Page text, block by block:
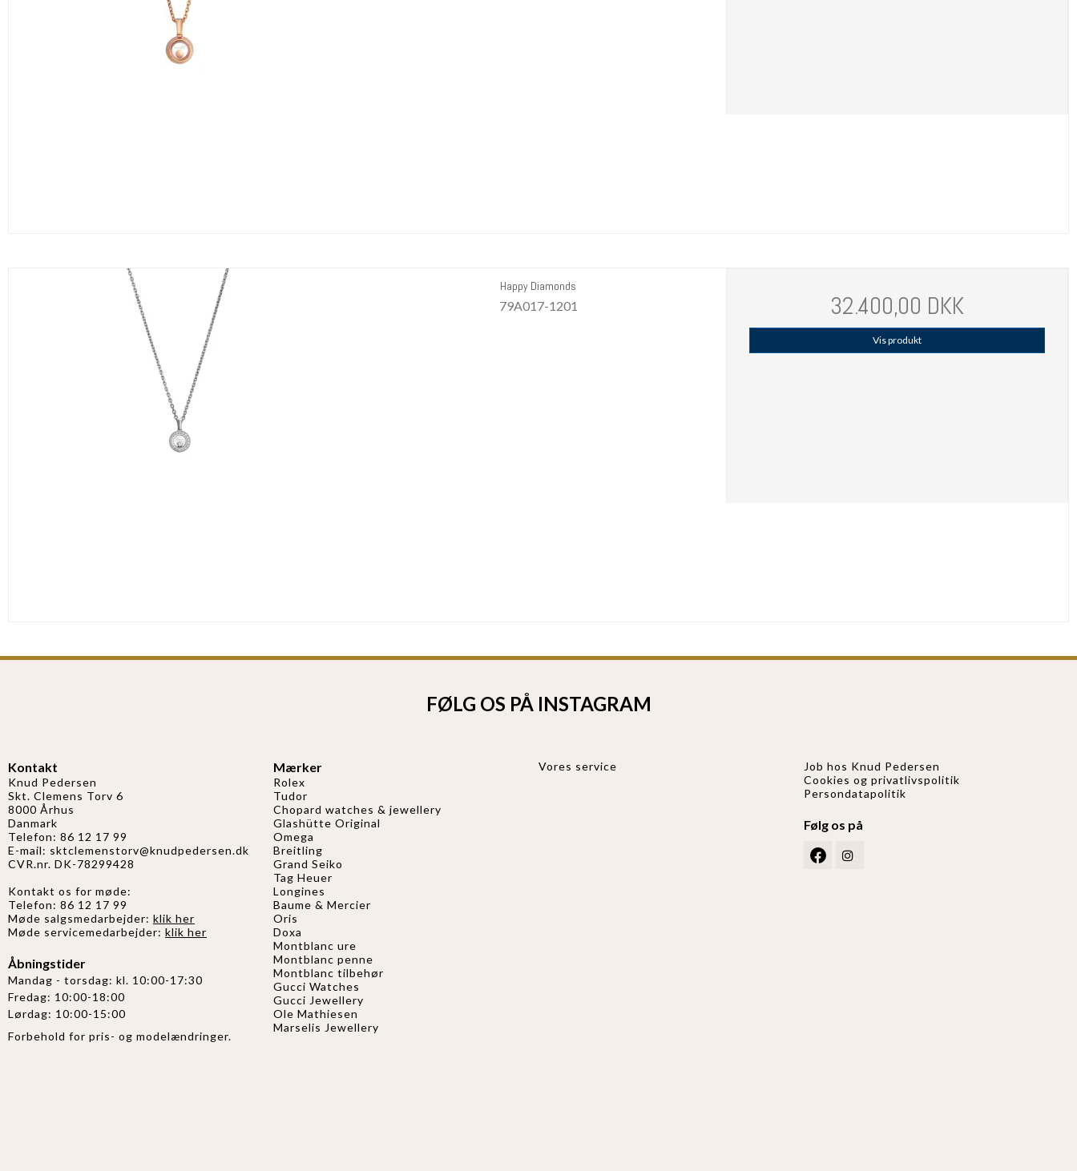
Happy Diamonds
79A017-1201 32.400,00 DKK
Vis produkt
FØLG OS PÅ INSTAGRAM
Kontakt
Knud Pedersen
Skt. Clemens Torv 6
8000 Århus
Danmark
Telefon: 86 12 17 99
E-mail: sktclemenstorv@knudpedersen.dk
CVR.nr. DK-78299428
Kontakt os for møde:
Telefon: 86 12 17 99
Møde salgsmedarbejder: klik her
Møde servicemedarbejder: klik her
Åbningstider
Mandag - torsdag: kl. 10:00-17:30
Fredag: 10:00-18:00
Lørdag: 10:00-15:00
Forbehold for pris- og modelændringer.
Mærker
Rolex
Tudor
Chopard watches & jewellery
Glashütte Original
Omega
Breitling
Grand Seiko
Tag Heuer
Longines
Baume & Mercier
Oris
Doxa
Montblanc ure
Montblanc penne
Montblanc tilbehør
Gucci Watches
Gucci Jewellery
Ole Mathiesen
Marselis Jewellery
Vores service
Job hos Knud Pedersen
Cookies og privatlivspolitik
Persondatapolitik
Følg os på